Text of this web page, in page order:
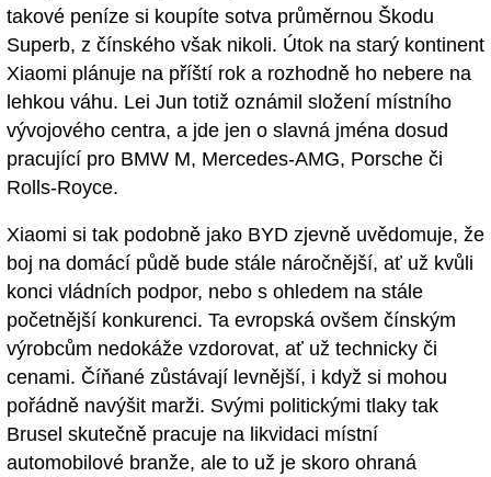
takové peníze si koupíte sotva průměrnou Škodu
Superb, z čínského však nikoli. Útok na starý kontinent
Xiaomi plánuje na příští rok a rozhodně ho nebere na
lehkou váhu. Lei Jun totiž oznámil složení místního
vývojového centra, a jde jen o slavná jména dosud
pracující pro BMW M, Mercedes-AMG, Porsche či
Rolls-Royce.
Xiaomi si tak podobně jako BYD zjevně uvědomuje, že
boj na domácí půdě bude stále náročnější, ať už kvůli
konci vládních podpor, nebo s ohledem na stále
početnější konkurenci. Ta evropská ovšem čínským
výrobcům nedokáže vzdorovat, ať už technicky či
cenami. Číňané zůstávají levnější, i když si mohou
pořádně navýšit marži. Svými politickými tlaky tak
Brusel skutečně pracuje na likvidaci místní
automobilové branže, ale to už je skoro ohraná